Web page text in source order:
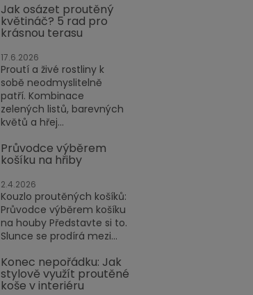
Jak osázet proutěný
květináč? 5 rad pro
krásnou terasu
17.6.2026
Proutí a živé rostliny k
sobě neodmyslitelně
patří. Kombinace
zelených listů, barevných
květů a hřej...
Průvodce výběrem
košíku na hřiby
2.4.2026
Kouzlo proutěných košíků:
Průvodce výběrem košíku
na houby Představte si to.
Slunce se prodírá mezi...
Konec nepořádku: Jak
stylově využít proutěné
koše v interiéru